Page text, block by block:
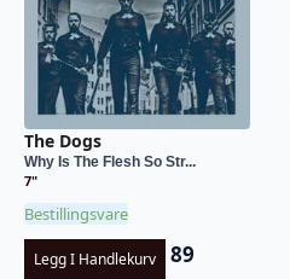
The Dogs
Why Is The Flesh So Str...
7"
Bestillingsvare
Legg I Handlekurv 89